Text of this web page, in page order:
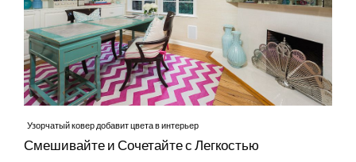
Узорчатый ковер добавит цвета в интерьер
Смешивайте и Сочетайте с Легкостью